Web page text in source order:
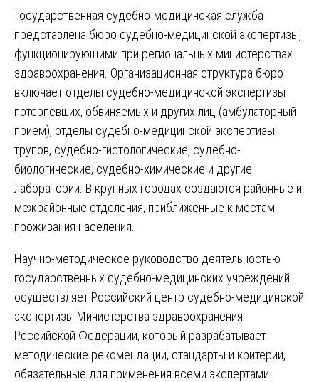
Государственная судебно-медицинская служба
представлена бюро судебно-медицинской экспертизы,
функционирующими при региональных министерствах
здравоохранения. Организационная структура бюро
включает отделы судебно-медицинской экспертизы
потерпевших, обвиняемых и других лиц (амбулаторный
прием), отделы судебно-медицинской экспертизы
трупов, судебно-гистологические, судебно-
биологические, судебно-химические и другие
лаборатории. В крупных городах создаются районные и
межрайонные отделения, приближенные к местам
проживания населения.
Научно-методическое руководство деятельностью
государственных судебно-медицинских учреждений
осуществляет Российский центр судебно-медицинской
экспертизы Министерства здравоохранения
Российской Федерации, который разрабатывает
методические рекомендации, стандарты и критерии,
обязательные для применения всеми экспертами.